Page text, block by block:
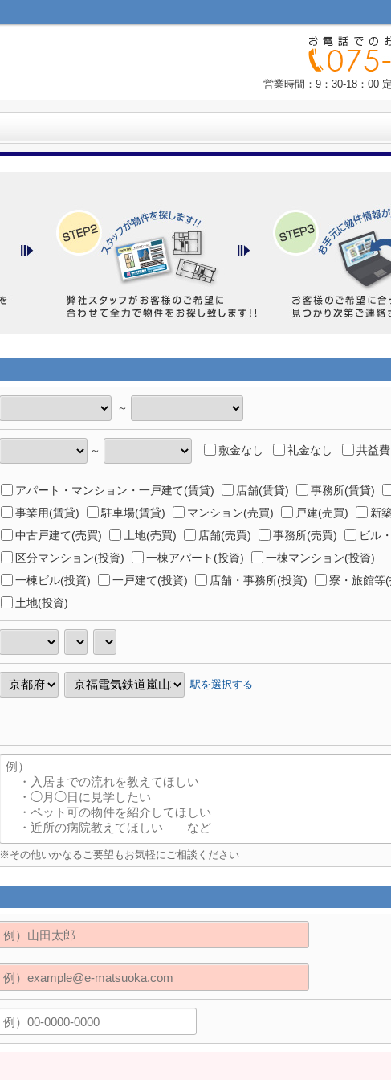
営業時間：9：30-18：00
～
～ 敷金なし 礼金なし 共益
アパート・マンション・一戸建て(賃貸) 店舗(賃貸) 事務所(賃貸)
事業用(賃貸)
駐車場(賃貸) マンション(売買) 戸建(売買)
新
中古戸建て(売買)
土地(売買) 店舗(売買) 事務所(売買)
ビル
区分マンション(投資)
一棟アパート(投資)
一棟マンション(投資)
一棟ビル(投資)
一戸建て(投資) 店舗・事務所(投資)
寮・旅館等
土地(投資)
駅を選択する
※その他いかなるご要望もお気軽にご相談ください